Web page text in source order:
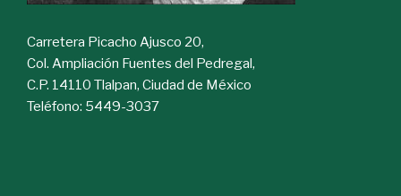
Carretera Picacho Ajusco 20,
Col. Ampliación Fuentes del Pedregal,
C.P. 14110 Tlalpan, Ciudad de México
Teléfono: 5449-3037